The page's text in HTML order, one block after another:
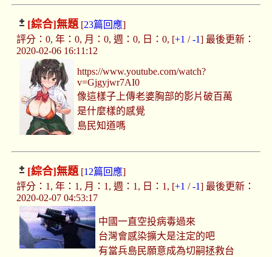
[綜合]無題[23篇回應]
評分：0, 年：0, 月：0, 週：0, 日：0, [+1 /-1] 最後更新：
2020-02-06 16:11:12
https://www.youtube.com/watch?
v=Gjgyjwr7AI0
像這樣子上傳老婆胸部的影片破百萬
是什麼樣的感覺
島民知道嗎
[綜合]無題[12篇回應]
評分：1, 年：1, 月：1, 週：1, 日：1, [+1 /-1] 最後更新：
2020-02-07 04:53:17
中國一直空投病毒過來
台灣會感染擴大是注定的吧
有當兵島民願意成為切嗣拯救台